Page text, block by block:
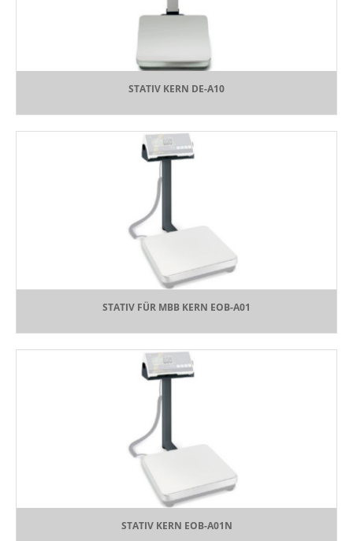
STATIV KERN DE-A10
STATIV FÜR MBB KERN EOB-A01
STATIV KERN EOB-A01N